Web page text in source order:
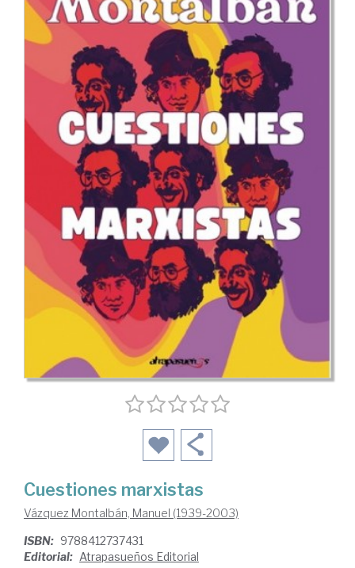
Cuestiones marxistas
Vázquez Montalbán, Manuel (1939-2003)
ISBN: 9788412737431
Editorial: Atrapasueños Editorial